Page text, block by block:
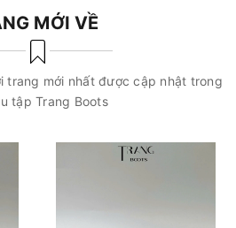
MỚI VỀ
trang mới nhất được cập nhật trong
tập Trang Boots